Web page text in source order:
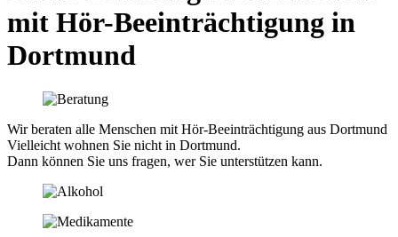
mit Hör-Beeinträchtigung in
Dortmund
Wir beraten alle Menschen mit Hör-Beeinträchtigung aus Dortmund
Vielleicht wohnen Sie nicht in Dortmund.
Dann können Sie uns fragen, wer Sie unterstützen kann.